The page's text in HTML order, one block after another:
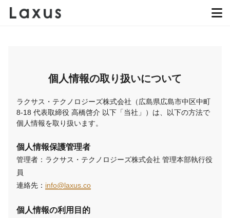
個人情報の取り扱いについて
ラクサス・テクノロジーズ株式会社（広島県広島市中区中町
8-18 代表取締役 高橋啓介 以下「当社」）は、以下の方法で
個人情報を取り扱います。
個人情報保護管理者
管理者：ラクサス・テクノロジーズ株式会社 管理本部執行役
員
連絡先： info@laxus.co
個人情報の利用目的